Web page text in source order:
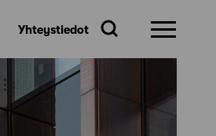
Yhteystiedot